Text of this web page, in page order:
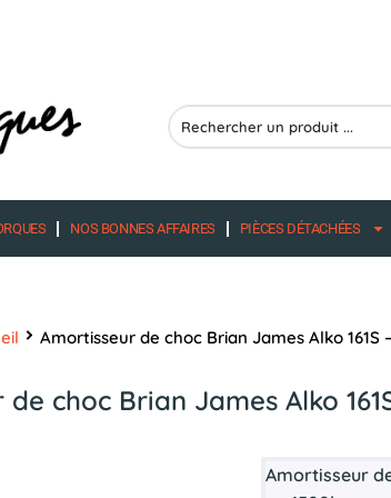
Search
...
NOS BONNES AFFAIRES PIÈCES DÉTACHÉES
choc Brian James Alko
Amortisseur de choc Brian James Alko 161S
Amortisseur